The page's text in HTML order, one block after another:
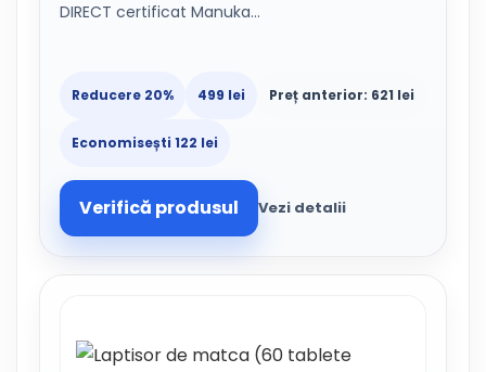
DIRECT certificat Manuka…
Reducere 20% 499 lei Preț anterior: 621 lei
Economisești 122 lei
Verifică produsul Vezi detalii